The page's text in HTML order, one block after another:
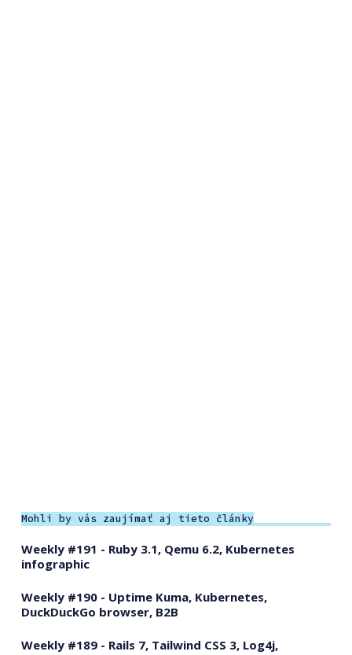
Mohli by vás zaujímať aj tieto články
Weekly #191 - Ruby 3.1, Qemu 6.2, Kubernetes
infographic
Weekly #190 - Uptime Kuma, Kubernetes,
DuckDuckGo browser, B2B
Weekly #189 - Rails 7, Tailwind CSS 3, Log4j,